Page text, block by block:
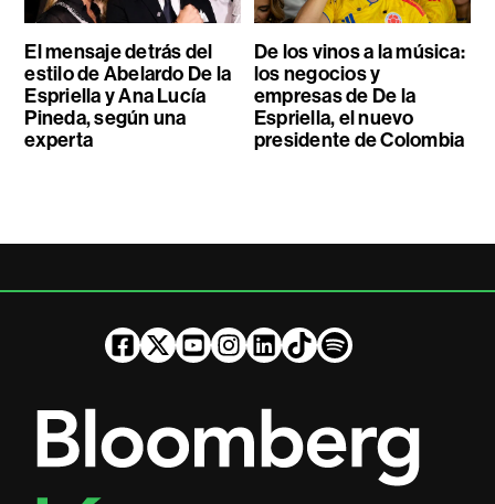
El mensaje detrás del
estilo de Abelardo De la
Espriella y Ana Lucía
Pineda, según una
experta
De los vinos a la música:
los negocios y
empresas de De la
Espriella, el nuevo
presidente de Colombia